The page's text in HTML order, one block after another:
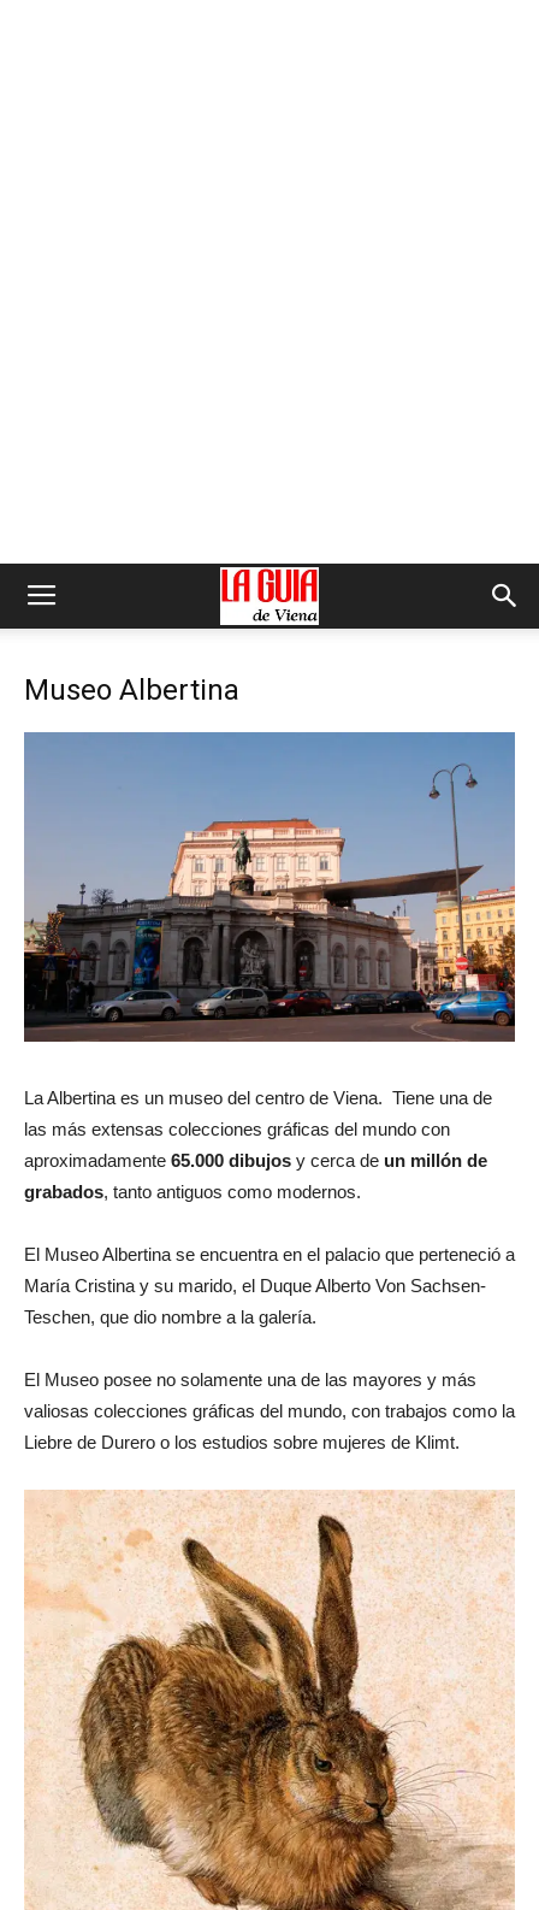
Museo Albertina
La Albertina es un museo del centro de Viena. Tiene una de
las más extensas colecciones gráficas del mundo con
aproximadamente 65.000 dibujos y cerca de un millón de
grabados, tanto antiguos como modernos.
El Museo Albertina se encuentra en el palacio que perteneció a
María Cristina y su marido, el Duque Alberto Von Sachsen-
Teschen, que dio nombre a la galería.
El Museo posee no solamente una de las mayores y más
valiosas colecciones gráficas del mundo, con trabajos como la
Liebre de Durero o los estudios sobre mujeres de Klimt.